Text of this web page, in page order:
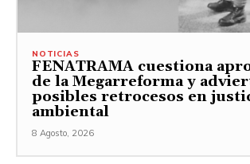
NOTICIAS
FENATRAMA cuestiona
de la Megarreforma y
posibles retrocesos en
ambiental
8 Agosto, 2026